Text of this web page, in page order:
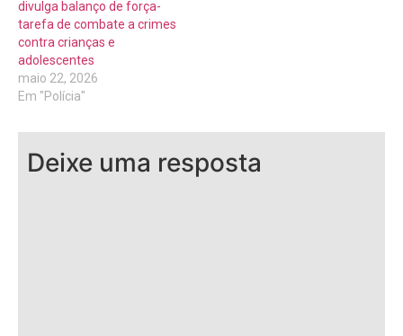
divulga balanço de força-
tarefa de combate a crimes
contra crianças e
adolescentes
maio 22, 2026
Em "Polícia"
Deixe uma resposta